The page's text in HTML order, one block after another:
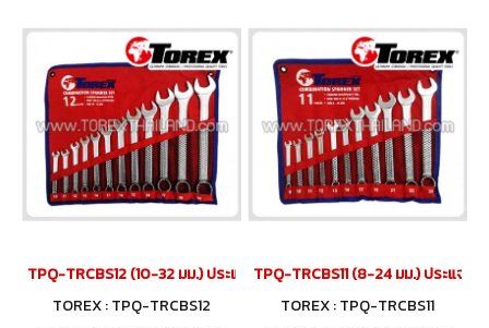
TPQ-TRCBS12 (10-32 มม.) ประแจแหวนข้างปากตายชุด 12 ตัว TOREX
TOREX : TPQ-TRCBS12
TPQ-TRCBS11 (8-24 มม.) ประแจแห
TOREX : TPQ-TRCBS11